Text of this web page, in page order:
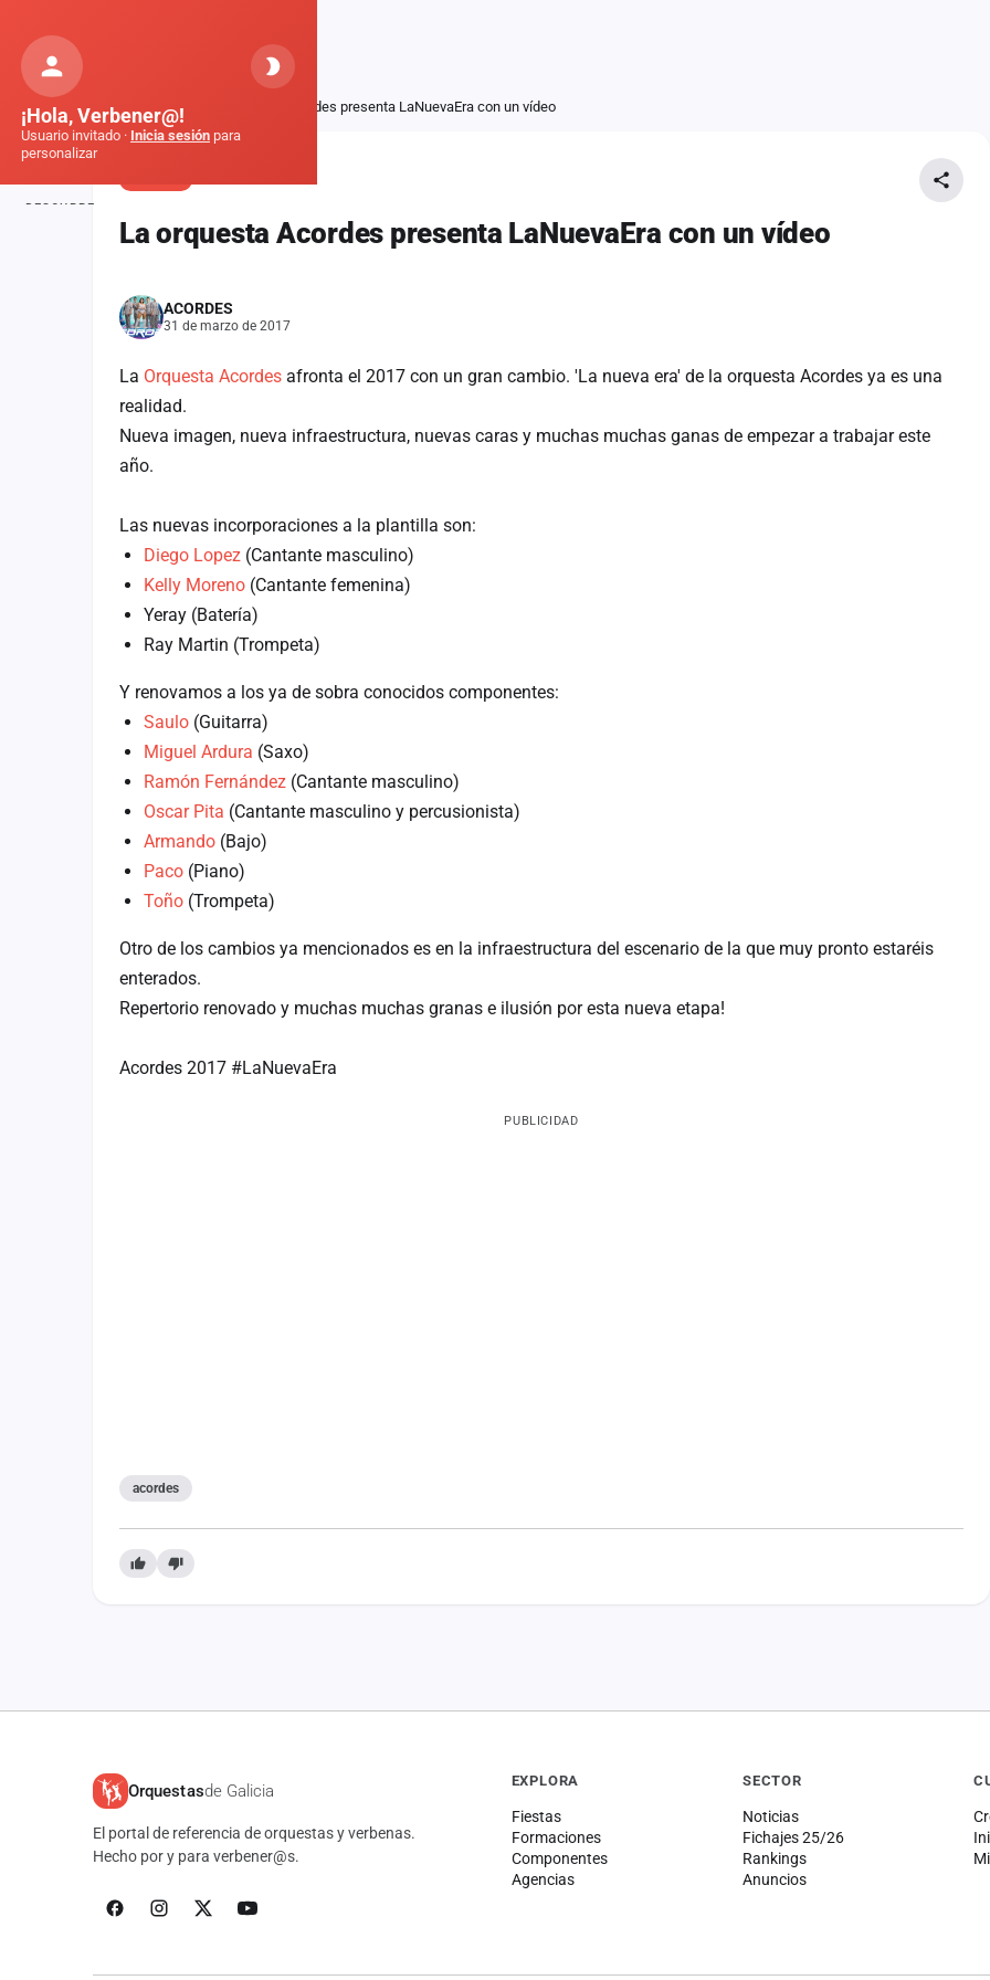
Inicio Noticias La orquesta Acordes presenta LaNuevaEra con un vídeo
La orquesta Acordes presenta LaNuevaEra con un vídeo
ACORDES
31 de marzo de 2017
La Orquesta Acordes afronta el 2017 con un gran cambio. 'La nueva era' de la orquesta Acordes ya es una
realidad.
Nueva imagen, nueva infraestructura, nuevas caras y muchas muchas ganas de empezar a trabajar este
año.
Las nuevas incorporaciones a la plantilla son:
Diego Lopez (Cantante masculino)
Kelly Moreno (Cantante femenina)
Yeray (Batería)
Ray Martin (Trompeta)
Y renovamos a los ya de sobra conocidos componentes:
Saulo (Guitarra)
Miguel Ardura (Saxo)
Ramón Fernández (Cantante masculino)
Oscar Pita (Cantante masculino y percusionista)
Armando (Bajo)
Paco (Piano)
Toño (Trompeta)
Otro de los cambios ya mencionados es en la infraestructura del escenario de la que muy pronto estaréis
enterados.
Repertorio renovado y muchas muchas granas e ilusión por esta nueva etapa!
Acordes 2017 #LaNuevaEra
PUBLICIDAD
acordes
Orquestasde Galicia
El portal de referencia de orquestas y verbenas.
Hecho por y para verbener@s.
EXPLORA
Fiestas
Formaciones
Componentes
Agencias
SECTOR
Noticias
Fichajes 25/26
Rankings
Anuncios
¡Hola, Verbener@!
Usuario invitado · Inicia sesión para
personalizar
DESCUBRE
Formaciones
Componentes
Iniciar sesión
Administración